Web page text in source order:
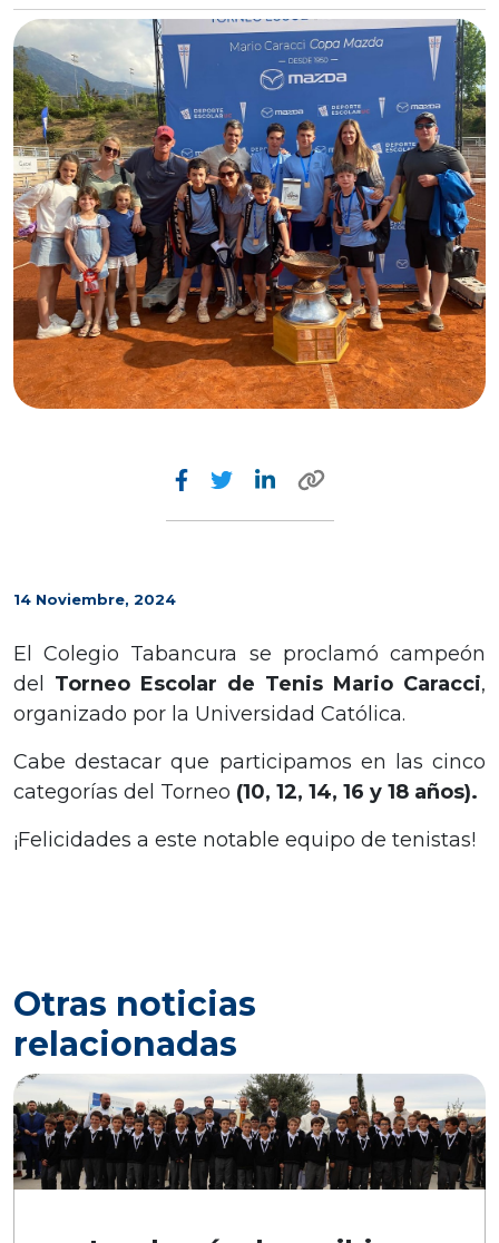
14 Noviembre, 2024
El Colegio Tabancura se proclamó campeón
del Torneo Escolar de Tenis Mario Caracci,
organizado por la Universidad Católica.
Cabe destacar que participamos en las cinco
categorías del Torneo (10, 12, 14, 16 y 18 años).
¡Felicidades a este notable equipo de tenistas!
Otras noticias
relacionadas